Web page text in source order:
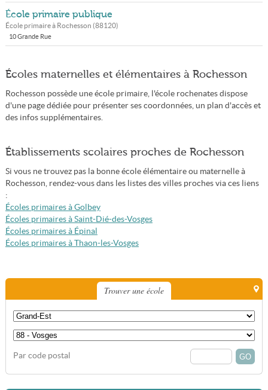
École primaire publique
École primaire à Rochesson (88120)
10 Grande Rue
Écoles maternelles et élémentaires à Rochesson
Rochesson possède une école primaire, l'école rochenates dispose
d'une page dédiée pour présenter ses coordonnées, un plan d'accès et
des infos supplémentaires.
Établissements scolaires proches de Rochesson
Si vous ne trouvez pas la bonne école élémentaire ou maternelle à
Rochesson, rendez-vous dans les listes des villes proches via ces liens
:
Écoles primaires à Golbey
Écoles primaires à Saint-Dié-des-Vosges
Écoles primaires à Épinal
Écoles primaires à Thaon-les-Vosges
Trouver une école
Par code postal